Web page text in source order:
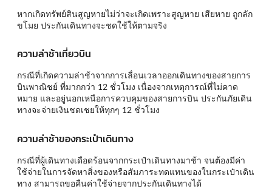
หากเกิดทรัพย์สินสูญหายไม่ว่าจะเกิดเพราะสูญหาย เสียหาย ถูกลัก
ขโมย ประกันเดินทางจะชดใช้ให้ตามจริง
ความล่าช้าเที่ยวบิน
กรณีที่เกิดความล่าช้าจากการเลื่อนเวลาออกเดินทางของสายการ
บินพาณิชย์ ที่มากกว่า 12 ชั่วโมง เนื่องจากเหตุการณ์ที่ไม่คาด
หมาย และอยู่นอกเหนือการควบคุมของสายการบิน ประกันภัยเดิน
ทางจะจ่ายเงินชดเชยให้ทุกๆ 12 ชั่วโมง
ความล่าช้าของกระเป๋าเดินทาง
กรณีที่ผู้เดินทางเดือดร้อนจากกระเป๋าเดินทางมาช้า จนต้องมีค่า
ใช้จ่ายในการจัดหาสิ่งของหรือสัมภาระทดแทนของในกระเป๋าเดิน
ทาง สามารถขอคืนค่าใช้จ่ายจากประกันเดินทางได้